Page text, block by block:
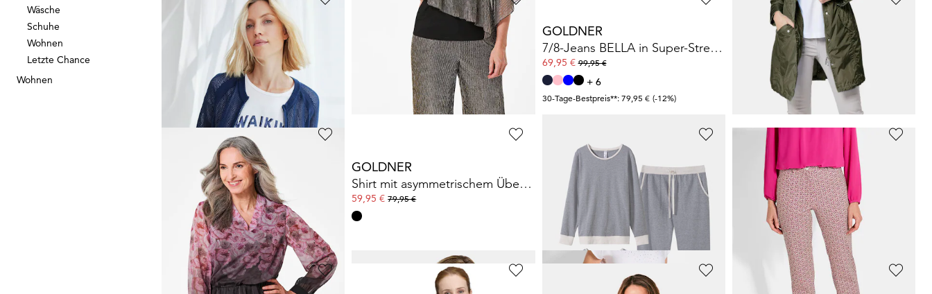
Wäsche
Schuhe
Wohnen
Letzte Chance
Wohnen
BETTY BARCLAY
30,00 €
30-Tage-Bestpreis**: 41,99 € (-28%)
BARBARA LEBEK
179,95 €
30-Tage-Bestpreis**: 134,96 € (-40%)
GOLDNER
7/8-Jeans BELLA in Super-Stretch-Qualität
69,95 €99,95 €
+ 6
30-Tage-Bestpreis**: 79,95 € (-12%)
GOLDNER
139,95 €
+ 1
30-Tage-Bestpreis**: 89,95 € (-11%)
GOLDNER
Wolljacke mit Jacquardmuster
159,95 €
30-Tage-Bestpreis**: 129,95 € (-23%)
GOLDNER
Shirt mit asymmetrischem Überwurf
59,95 €79,95 €
SASSA
3-teiliges Loungewear-Set
79,96 €
30-Tage-Bestpreis**: 99,95 € (-20%)
GOLDNER
79,95 €149,95 €
+ 1
30-Tage-Bestpreis**: 89,95 € (-11%)